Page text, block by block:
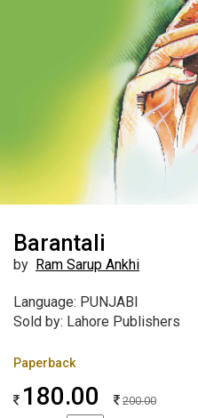
Barantali
by Ram Sarup Ankhi
Language: PUNJABI
Sold by: Lahore Publishers
Paperback
180.00 200.00